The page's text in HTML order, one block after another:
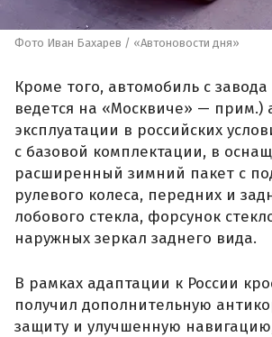
Фото Иван Бахарев / «Автоновости дня»
Кроме того, автомобиль с
ведется на «Москвиче» — прим.)
эксплуатации в российских
с базовой комплектации, в
расширенный зимний пакет с
рулевого колеса, передних и
лобового стекла, форсунок
наружных зеркал заднего вида.
В рамках адаптации к России
получил дополнительную
защиту и улучшенную